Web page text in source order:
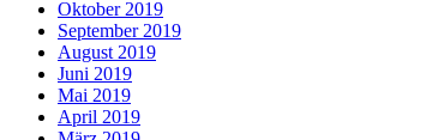
Oktober 2019
September 2019
August 2019
Juni 2019
Mai 2019
April 2019